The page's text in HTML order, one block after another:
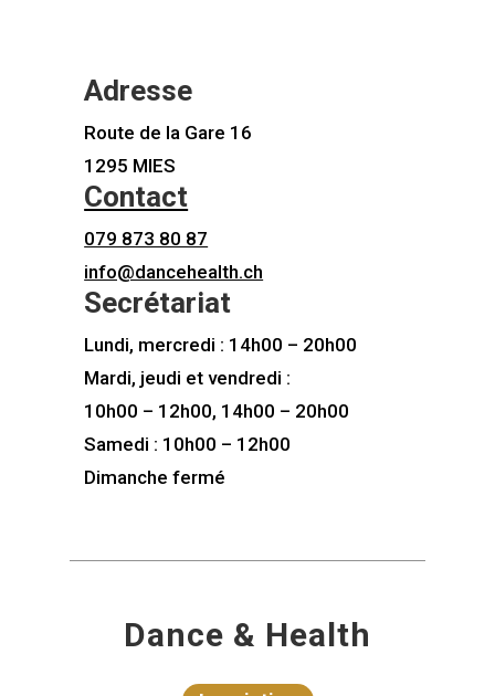
Adresse
Route de la Gare 16
1295 MIES
Contact
079 873 80 87
info@dancehealth.ch
Secrétariat
Lundi, mercredi : 14h00 – 20h00
Mardi, jeudi et vendredi :
10h00 – 12h00, 14h00 – 20h00
Samedi : 10h00 – 12h00
Dimanche fermé
Dance & Health